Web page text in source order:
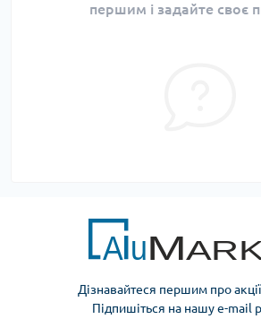
першим і задайте своє
Дізнавайтеся першим про
Підпишіться на нашу e-mail